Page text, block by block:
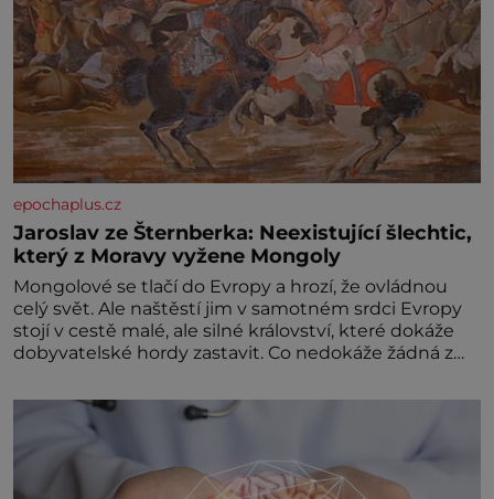
epochaplus.cz
Jaroslav ze Šternberka: Neexistující šlechtic,
který z Moravy vyžene Mongoly
Mongolové se tlačí do Evropy a hrozí, že ovládnou
celý svět. Ale naštěstí jim v samotném srdci Evropy
stojí v cestě malé, ale silné království, které dokáže
dobyvatelské hordy zastavit. Co nedokáže žádná z
král. Nebo že by ne? Mongolové od roku 1223
postupují podél Kaspického a Azovského moře,